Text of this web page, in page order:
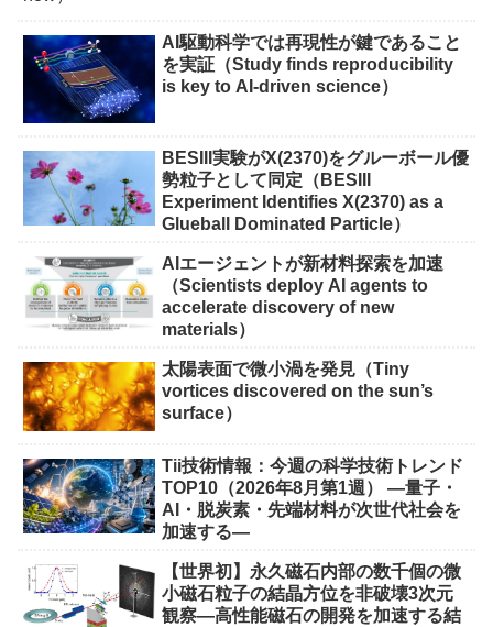
AI駆動科学では再現性が鍵であること
を実証（Study finds reproducibility
is key to AI-driven science）
BESIII実験がX(2370)をグルーボール優
勢粒子として同定（BESIII
Experiment Identifies X(2370) as a
Glueball Dominated Particle）
AIエージェントが新材料探索を加速
（Scientists deploy AI agents to
accelerate discovery of new
materials）
太陽表面で微小渦を発見（Tiny
vortices discovered on the sun’s
surface）
Tii技術情報：今週の科学技術トレンド
TOP10（2026年8月第1週） ―量子・
AI・脱炭素・先端材料が次世代社会を
加速する―
【世界初】永久磁石内部の数千個の微
小磁石粒子の結晶方位を非破壊3次元
観察―高性能磁石の開発を加速する結